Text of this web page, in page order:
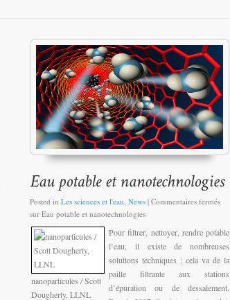
Posted in Les sciences et l'eau News | Commentaires fermés
sur Eau potable et nanotechnologies
nanoparticules / Scott
Dougherty, LLNL
Pour filtrer, nettoyer, rendre potable
l’eau, il existe de nombreuses
solutions techniques ; cela va de la
paille filtrante aux stations
d’épuration ou de dessalement.